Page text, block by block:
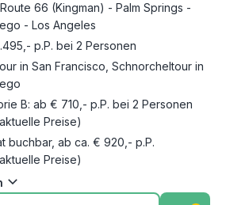
66 (Kingman) - Palm Springs -
- Los Angeles
p.P. bei 2 Personen
in San Francisco, Schnorcheltour in
B: ab € 710,- p.P. bei 2 Personen
Preise)
buchbar, ab ca. € 920,- p.P.
Preise)